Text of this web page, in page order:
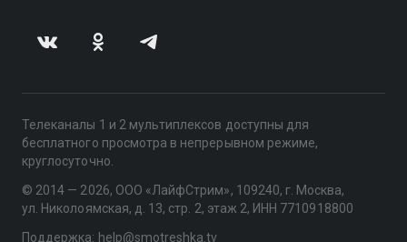
Телеканалы 1 и 2 мультиплексов доступны для
бесплатного просмотра в непрерывном режиме,
круглосуточно.
© 2014 — 2026, ООО «ЛайфСтрим», 109240, г. Москва,
ул. Николоямская, д. 13, стр. 2, этаж 2, ИНН 7710918800
Поддержка: help@smotreshka.tv